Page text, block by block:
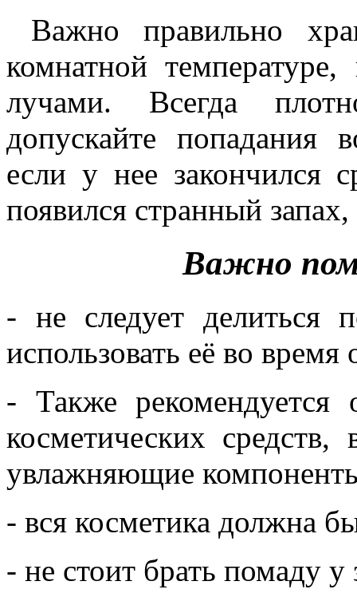
Важно правильно
комнатной
лучами. Всегда
допускайте попадания
если у нее закончился
появился странный запах,
Важно
- не следует
использовать её во время
- Также рекомендуется
косметических
увлажняющие
- вся косметика должна
- не стоит брать помаду